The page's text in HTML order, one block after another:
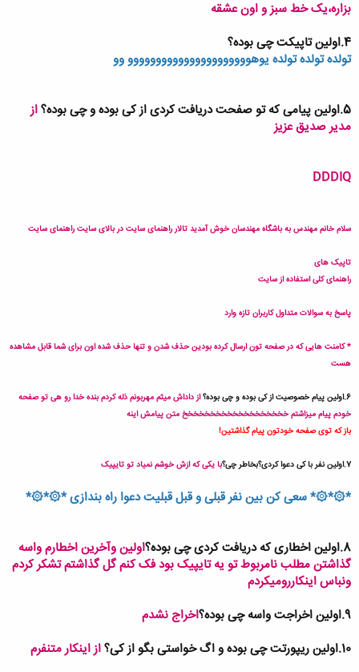
بزاره،یک خط سبز و اون عشقه
4.اولین تاپیکت چی بوده؟
تولده تولده تولده یوهوووووووووووووووووووووو وو
5.اولین پیامی که تو صفحت دریافت کردی از کی بوده و چی بوده؟
از
مدیر صدیق عزیز
DDDIQ
سلام خانم مهندس به باشگاه مهندسان خوش آمدید تالار راهنمای سایت در بالای سایتراهنمای سایت
تاپیک های
راهنمای کلی استفاده از سایت
پاسخ به سوالات متداول کاربران تازه وارد
* کامنت هایی که در صفحه تون ارسال کرده بودین حذف شدن و تنها حذف شده اون برای شما قابل مشاهده
هست
6.اولین پیام خصوصیت از کی بوده و چی بوده؟ از داداش میثم مهربونمذله کردم بنده خدا رو هی تو صفحه
خودم پیام میزاشتم خخخخخخخخخخخخخخخخخخخ متن پیامش اینه
باز که توی صفحه خودتون پیام گذاشتین!
7.اولین نفر با کی دعوا کردی؟بخاطر چی؟ با یکی که ازش خوشم نمیاد تو تایپیک
*۞*۞* سعی کن بین نفر قبلی و قبل قبلیت دعوا راه بندازی *۞*۞*
8.اولین اخطاری که دریافت کردی چی بوده؟
اولین وآخرین اخطارم واسه
گذاشتن مطلب نامربوط تو یه تایپیک بود فک کنم گل گذاشتم تشکر کردم
ونباس اینکاررومیکردم
9.اولین اخراجت واسه چی بوده؟
اخراج نشدم
10.اولین ریپورتت چی بوده و اگ خواستی بگو از کی؟
از اینکار متنفرم